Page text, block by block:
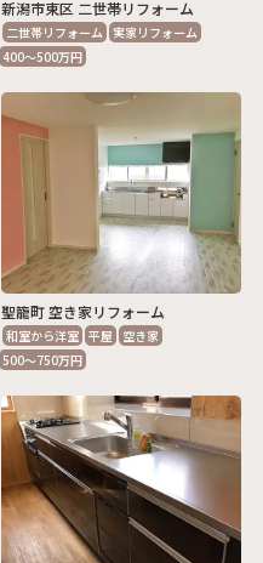
新潟市東区 二世帯リフォーム
二世帯リフォーム 実家リフォーム
400～500万円
聖籠町 空き家リフォーム
和室から洋室 平屋
空き家
500～750万円